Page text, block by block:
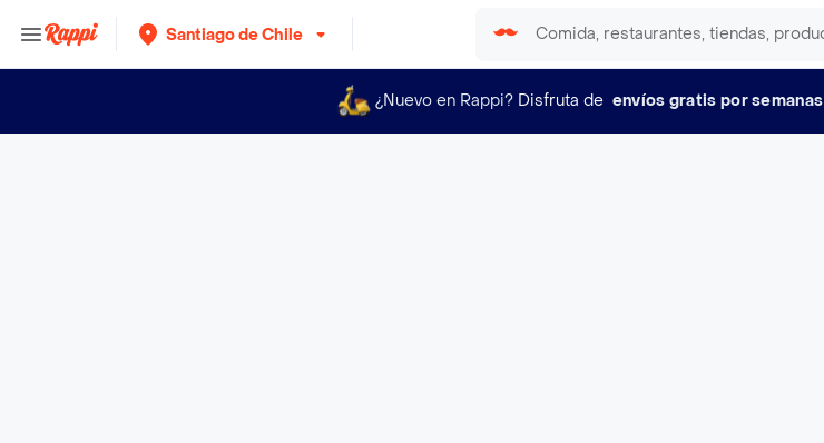
Santiago de Chile
¿Nuevo en Rappi? Disfruta de envíos gratis por semanas